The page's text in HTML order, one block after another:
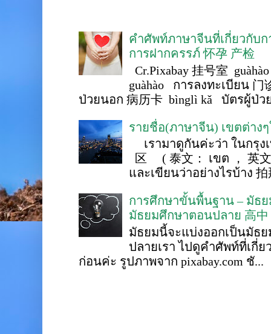
คำศัพท์ภาษาจีนที่เกี่ยวกับ
การฝากครรภ์ 怀孕 产检
Cr.Pixabay 挂号室
guàhào การลงทะเบียน 门
ป่วยนอก 病历卡 bìnglì kǎ บัตรผู้ป่ว
รายชื่อ(ภาษาจีน) เขตต่าง
เรามาดูกันค่ะว่า ในกรุง
区 ( 泰文： เขต ， 英
และเขียนว่าอย่างไรบ้าง 拍
การศึกษาขั้นพื้นฐาน – มัธ
มัธยมศึกษาตอนปลาย 高中
มัธยมนี้จะแบ่งออกเป็นมัธ
ปลายเรา ไปดูคำศัพท์ที่เกี่
ก่อนค่ะ รูปภาพจาก pixabay.com ชั...